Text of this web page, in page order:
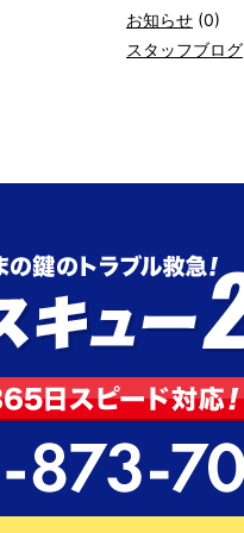
お知らせ (0)
スタッフブログ